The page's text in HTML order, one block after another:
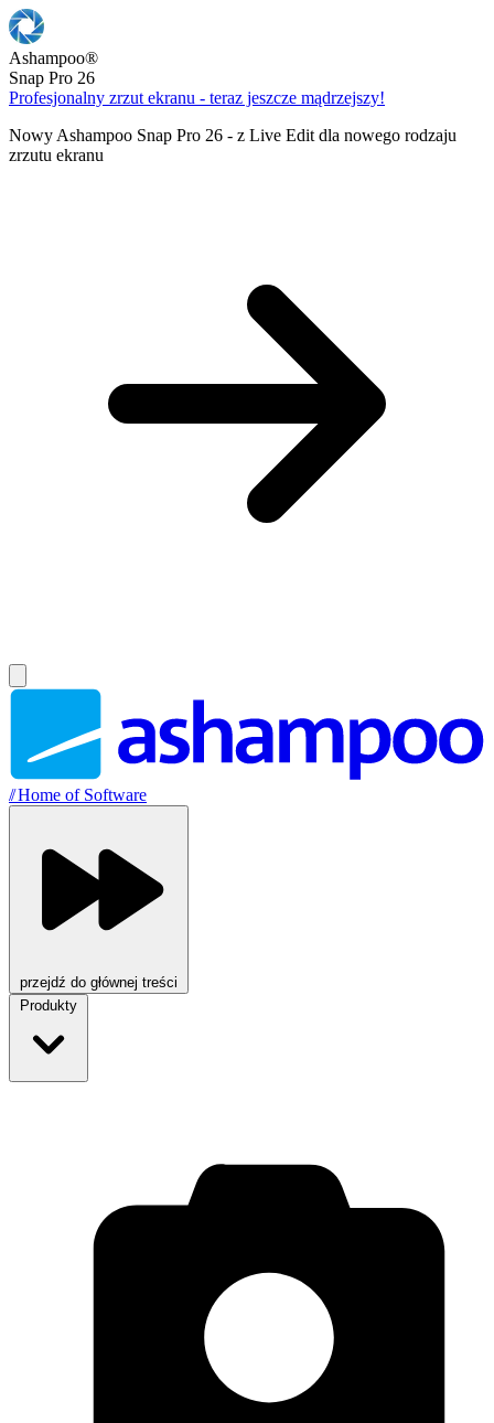
Ashampoo®
Snap Pro 26
Profesjonalny zrzut ekranu - teraz jeszcze mądrzejszy!
Nowy Ashampoo Snap Pro 26 - z Live Edit dla nowego rodzaju
zrzutu ekranu
//Home of Software
przejdź do głównej treści
Produkty